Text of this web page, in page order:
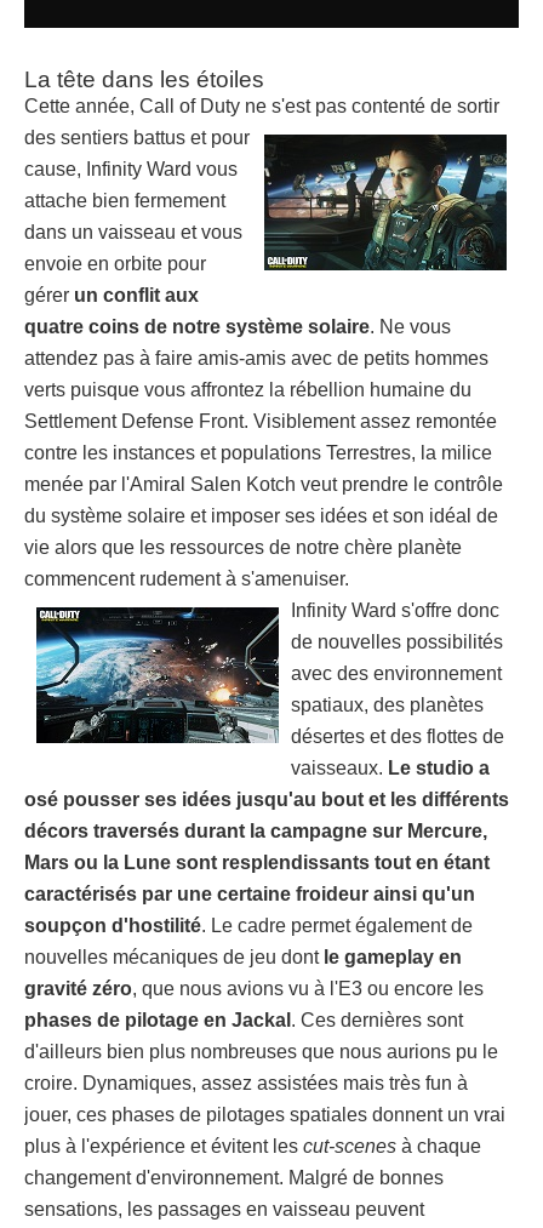
La tête dans les étoiles
Cette année, Call of Duty ne s'est pas contenté de sortir
des sentiers battus et pour
cause, Infinity Ward vous
attache bien fermement
dans un vaisseau et vous
envoie en orbite pour
gérer un conflit aux
quatre coins de notre système solaire. Ne vous
attendez pas à faire amis-amis avec de petits hommes
verts puisque vous affrontez la rébellion humaine du
Settlement Defense Front. Visiblement assez remontée
contre les instances et populations Terrestres, la milice
menée par l'Amiral Salen Kotch veut prendre le contrôle
du système solaire et imposer ses idées et son idéal de
vie alors que les ressources de notre chère planète
commencent rudement à s'amenuiser.
Infinity Ward s'offre donc
de nouvelles possibilités
avec des environnement
spatiaux, des planètes
désertes et des flottes de
vaisseaux. Le studio a
osé pousser ses idées jusqu'au bout et les différents
décors traversés durant la campagne sur Mercure,
Mars ou la Lune sont resplendissants tout en étant
caractérisés par une certaine froideur ainsi qu'un
soupçon d'hostilité. Le cadre permet également de
nouvelles mécaniques de jeu dontle gameplay en
gravité zéro, que nous avions vu à l'E3 ou encore les
phases de pilotage en Jackal . Ces dernières sont
d'ailleurs bien plus nombreuses que nous aurions pu le
croire. Dynamiques, assez assistées mais très fun à
jouer, ces phases de pilotages spatiales donnent un vrai
plus à l'expérience et évitent les cut-scenes à chaque
changement d'environnement. Malgré de bonnes
sensations, les passages en vaisseau peuvent